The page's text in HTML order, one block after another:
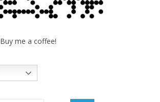
Buy me a coffee!